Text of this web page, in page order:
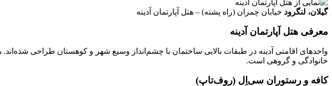
گیلان، لنگرود خیابان چمران (راه پشته) – هتل آپارتمان آدینه
معرفی هتل آپارتمان آدینه
واحدهای اقامتی آدینه در طبقات بالایی ساختمان با چشم‌انداز وسیع شهر و کوهستان طراحی
خانوادگی و گروهی است.
کافه و رستوران سی‌اِل (روف‌تاپ)